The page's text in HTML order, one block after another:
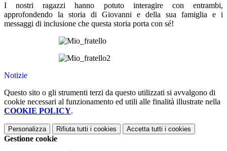
I nostri ragazzi hanno potuto interagire con entrambi,
approfondendo la storia di Giovanni e della sua famiglia e i
messaggi di inclusione che questa storia porta con sé!
Notizie
Questo sito o gli strumenti terzi da questo utilizzati si avvalgono di
cookie necessari al funzionamento ed utili alle finalità illustrate nella
COOKIE POLICY.
Personalizza Rifiuta tutti i cookies Accetta tutti i cookies
Gestione cookie